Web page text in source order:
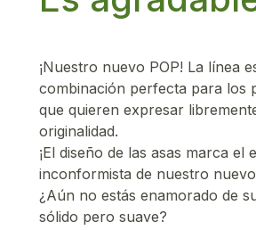
¡Nuestro nuevo POP! La línea
combinación perfecta para los
que quieren expresar
originalidad.
¡El diseño de las asas marca el
inconformista de nuestro
¿Aún no estás enamorado de
sólido pero suave?